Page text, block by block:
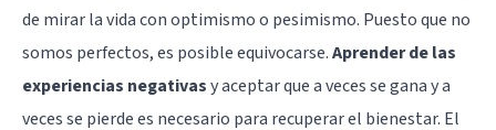
de mirar la vida con optimismo o pesimismo. Puesto que no
somos perfectos, es posible equivocarse.Aprender de las
experiencias negativasy aceptar que a veces se gana y a
veces se pierde es necesario para recuperar el bienestar. El